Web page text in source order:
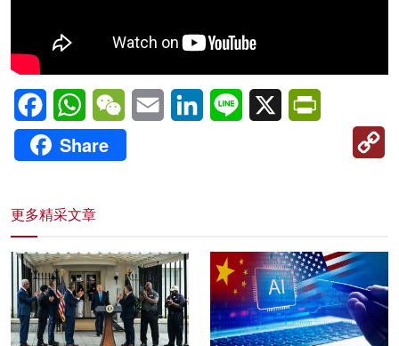
FacebookWhatsAppWeChatEmail LinkedInLine X
Share
更多精采文章